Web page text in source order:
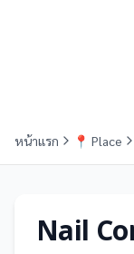
หน้าแรก 📍 Place
Nail